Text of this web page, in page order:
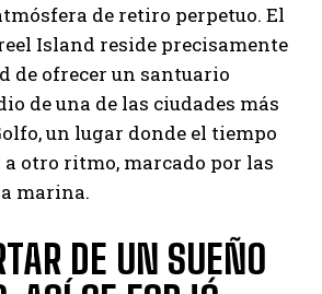
de retiro perpetuo. El
Island reside precisamente
de ofrecer un santuario
de una de las ciudades más
un lugar donde el tiempo
otro ritmo, marcado por las
marina.
DE UN SUEÑO